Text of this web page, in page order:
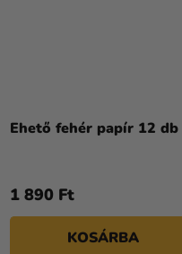
Ehető fehér papír 12 db
1 890 Ft
KOSÁRBA